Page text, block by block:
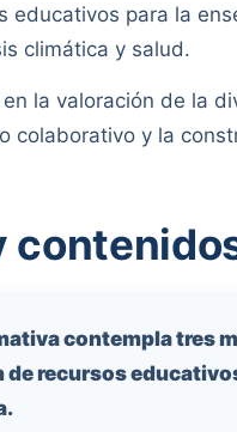
educativos para la
climática y salud.
la valoración de la
colaborativo y la
contempla tres
recursos